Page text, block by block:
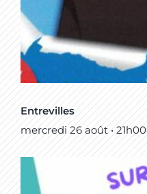
Entrevilles
mercredi 26 août • 21h00